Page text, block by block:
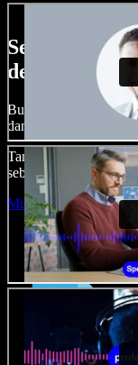
Sedikit
dengan
Buat voice over,
dan kloning suara
Tanpa kurva belajar,
sebebas mungkin
Mulai Studio